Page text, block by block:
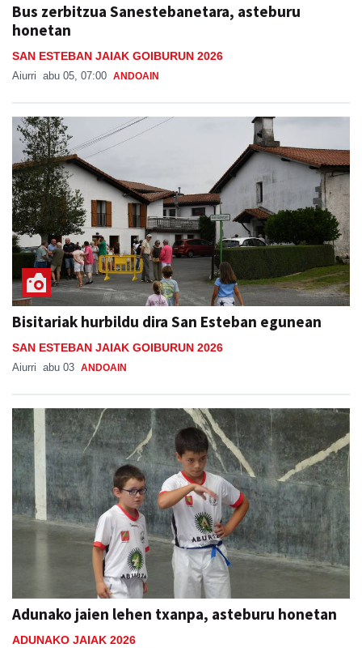
Bus zerbitzua Sanestebanetara, asteburu
honetan
SAN ESTEBAN JAIAK GOIBURUN 2026
Aiurri abu 05, 07:00 ANDOAIN
Bisitariak hurbildu dira San Esteban egunean
SAN ESTEBAN JAIAK GOIBURUN 2026
Aiurri abu 03 ANDOAIN
Adunako jaien lehen txanpa, asteburu honetan
ADUNAKO JAIAK 2026